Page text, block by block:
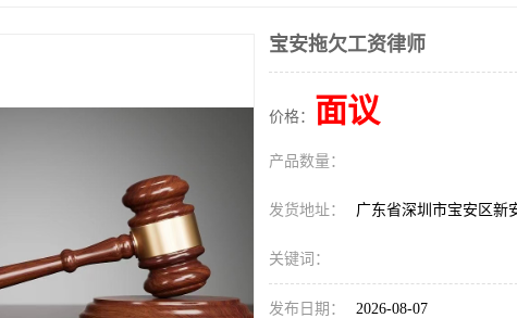
宝安拖欠工资律师
价格： 面议
产品数量：
发货地址： 广东省深圳市宝安区新
关键词：
发布日期： 2026-08-07